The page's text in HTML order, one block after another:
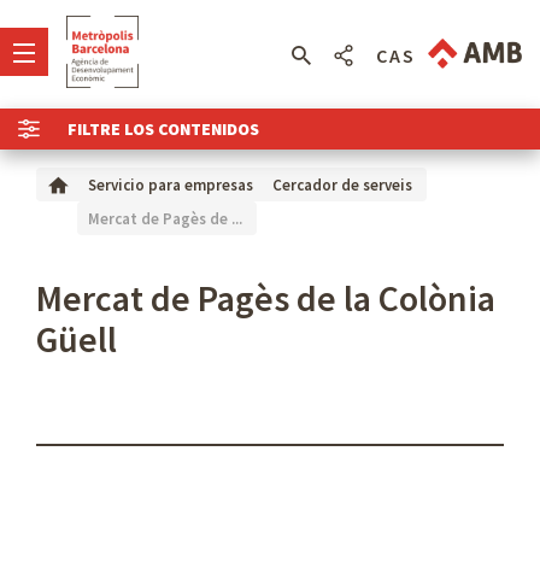
FILTRE LOS CONTENIDOS
CAS
Servicio para empresas
Cercador de serveis
Mercat de Pagès de ...
Mercat de Pagès de la Colònia
Güell